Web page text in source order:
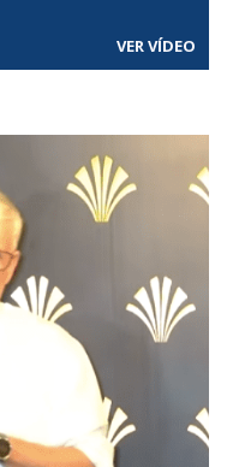
VER VÍDEO